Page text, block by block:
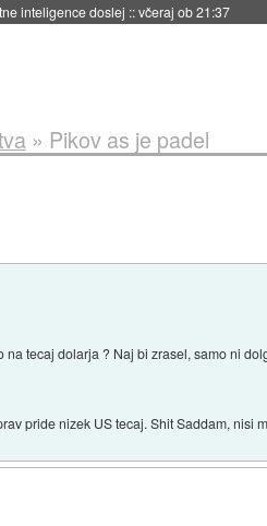
umetne inteligence::včeraj ob 21:23
» Pikov as je padel
na tecaj dolarja ? Naj bi zrasel, samo ni
pride nizek US tecaj. Shit Saddam, nisi